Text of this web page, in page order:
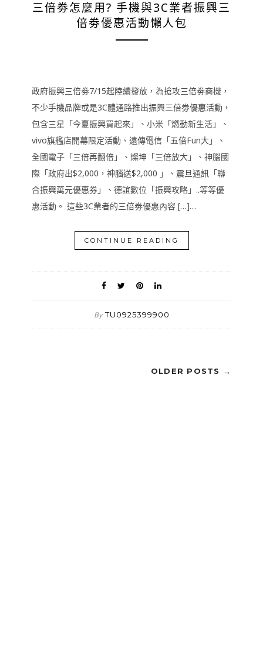
三倍劵怎麼用? 手機與3C業者振興三
倍劵優惠活動懶人包
政府振興三倍劵7/15起陸續發放，為搶攻三倍劵商機，
不少手機品牌或是3C體通路推出振興三倍劵優惠活動，
包含三星「今夏振興買起來」、小米「燃動新生活」、
vivo旗艦店開幕限定活動、遠傳電信「五倍Fun大」、
全國電子「三倍再翻倍」、燦坤「三倍放大」、神腦國
際「政府出$2,000，神腦送$2,000 」、震旦通訊「聯
合振興萬元優惠券」、德誼數位「振興攻略」..等等優
惠活動。 這些3C業者的三倍劵優惠內容 […]…
CONTINUE READING
By TU0925399900
OLDER POSTS →